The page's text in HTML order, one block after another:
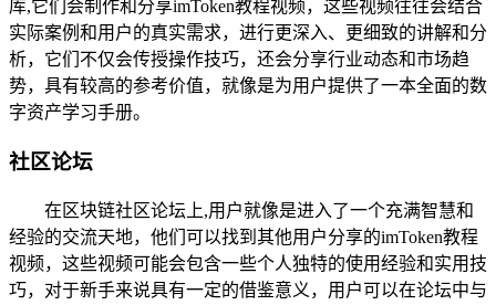
库,它们会制作和分享imToken教程视频，这些视频往往会结合
实际案例和用户的真实需求，进行更深入、更细致的讲解和分
析，它们不仅会传授操作技巧，还会分享行业动态和市场趋
势，具有较高的参考价值，就像是为用户提供了一本全面的数
字资产学习手册。
社区论坛
在区块链社区论坛上,用户就像是进入了一个充满智慧和
经验的交流天地，他们可以找到其他用户分享的imToken教程
视频，这些视频可能会包含一些个人独特的使用经验和实用技
巧，对于新手来说具有一定的借鉴意义，用户可以在论坛中与